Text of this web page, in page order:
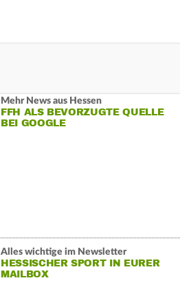
Mehr News aus Hessen
FFH ALS BEVORZUGTE QUELLE
BEI GOOGLE
Alles wichtige im Newsletter
HESSISCHER SPORT IN EURER
MAILBOX